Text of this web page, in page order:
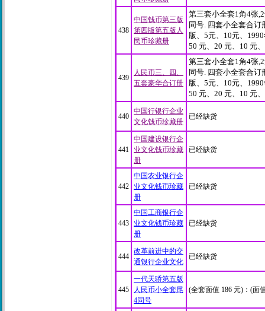
438
中国钱币第三版
第四版第五版人
民币珍藏册
第三套小全套1角4张
同号. 四套小全套合
版、5元、10元、
50 元、20 元、10 元
439
人民币三、四、
五套豪华合订册
第三套小全套1角4张
同号. 四套小全套合
版、5元、10元、
50 元、20 元、10 元
440
中国行银行企业
文化钱币珍藏册
已经缺货
441
中国建设银行企
业文化钱币珍藏
册
已经缺货
442
中国农业银行企
业文化钱币珍藏
册
已经缺货
443
中国工商银行企
业文化钱币珍藏
册
已经缺货
444
改革前进中的交
通银行企业文化
已经缺货
445
一代天骄第五版
人民币小全套尾
4同号
(全套面值 186 元)：(面